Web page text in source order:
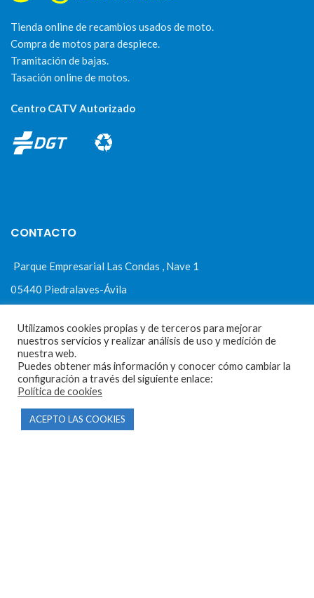
Tienda online de recambios usados de moto.
Compra de motos para despiece.
Tramitación de bajas.
Tasación online de motos.
Centro CATV Autorizado
CONTACTO
Parque Empresarial Las Condas , Nave 1
05440 Piedralaves-Ávila
info@motorecambiosfldelhierro.com
Síguenos en Facebook
Síguenos en Instagram
Utilizamos cookies propias y de terceros para mejorar
nuestros servicios y realizar análisis de uso y medición de
nuestra web.
Puedes obtener más información y conocer cómo cambiar la
configuración a través del siguiente enlace:
Política de cookies
ACEPTO LAS COOKIES